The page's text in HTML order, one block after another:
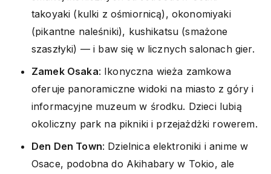
takoyaki (kulki z ośmiornicą), okonomiyaki
(pikantne naleśniki), kushikatsu (smażone
szaszłyki) — i baw się w licznych salonach gier.
Zamek Osaka: Ikonyczna wieża zamkowa
oferuje panoramiczne widoki na miasto z góry i
informacyjne muzeum w środku. Dzieci lubią
okoliczny park na pikniki i przejażdżki rowerem.
Den Den Town: Dzielnica elektroniki i anime w
Osace, podobna do Akihabary w Tokio, ale